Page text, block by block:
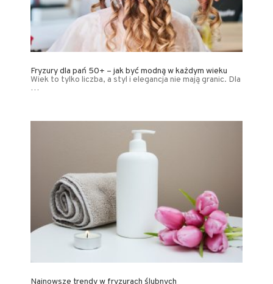
Fryzury dla pań 50+ – jak być modną w każdym wieku
Wiek to tylko liczba, a styl i elegancja nie mają granic. Dla
…
Najnowsze trendy w fryzurach ślubnych